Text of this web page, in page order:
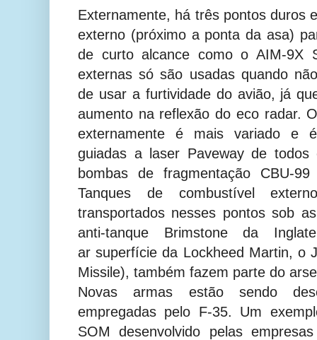
Externamente, há três pontos duros
externo (próximo a ponta da asa)
de curto alcance como o AIM-9X
externas só são usadas quando
de usar a furtividade do avião, já
aumento na reflexão do eco radar.
externamente é mais variado e
guiadas a laser Paveway de
bombas de fragmentação CBU-
Tanques de combustível
transportados nesses pontos sob
anti-tanque Brimstone da
ar superfície da Lockheed Martin, o
Missile), também fazem parte do
Novas armas estão sendo
empregadas pelo F-35. Um
SOM desenvolvido pelas